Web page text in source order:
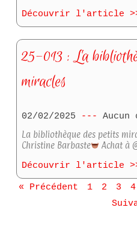
Découvrir l'article
25-013 : La
miracles
02/02/2025
Aucun
La bibliothèque des petits
Christine Barbaste
Achat à
Découvrir l'article
« Précédent 1 2 3 4